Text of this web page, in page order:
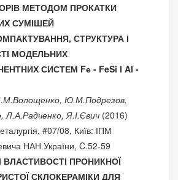
МЕТОДОМ ПРОКАТКИ
СУМІШЕЙ
СТРУКТУРА І
МОДЕЛЬНИХ
СИСТЕМ Fе - FeSi І Al -
Ю.М.Подрезов,
Л.А.Радченко, Я.І.Євич (2016)
#07/08, Київ: ІПМ
НАН України, C.52-59
ВЛАСТИВОСТІ ПРОНИКНОЇ
СКЛОКЕРАМІКИ ДЛЯ